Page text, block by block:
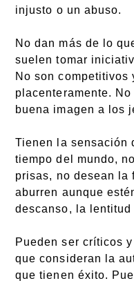
injusto o un abuso.
No dan más de lo
suelen tomar
No son
placenteramente.
buena imagen a los
Tienen la sensación
tiempo del mundo,
prisas, no desean la
aburren aunque
descanso, la
Pueden ser críticos
que consideran la
que tienen éxito.